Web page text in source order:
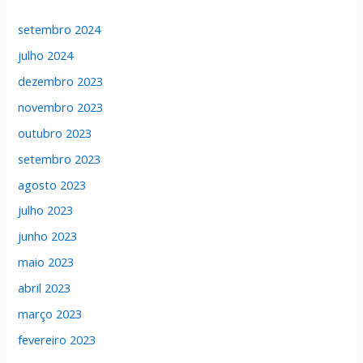
setembro 2024
julho 2024
dezembro 2023
novembro 2023
outubro 2023
setembro 2023
agosto 2023
julho 2023
junho 2023
maio 2023
abril 2023
março 2023
fevereiro 2023